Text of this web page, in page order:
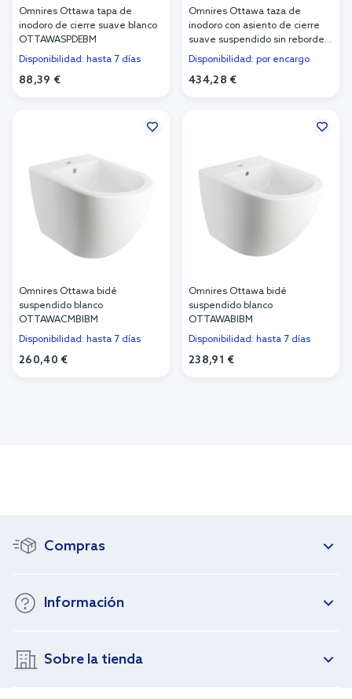
Omnires Ottawa tapa de
inodoro de cierre suave blanco
OTTAWASPDEBM
Disponibilidad: hasta 7 días
88,39 €
Omnires Ottawa taza de
inodoro con asiento de cierre
suave suspendido sin reborde
con descarga de remolino
OTTAWACSPMWBM
Disponibilidad: por encargo
434,28 €
Omnires Ottawa bidé
suspendido blanco
OTTAWACMBIBM
Disponibilidad: hasta 7 días
260,40 €
Omnires Ottawa bidé
suspendido blanco
OTTAWABIBM
Disponibilidad: hasta 7 días
238,91 €
Compras
Información
Sobre la tienda